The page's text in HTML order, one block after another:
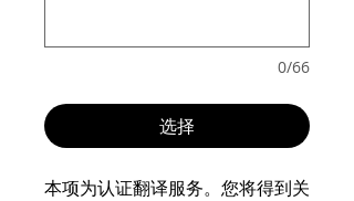
0/66
选择
本项为认证翻译服务。您将得到关